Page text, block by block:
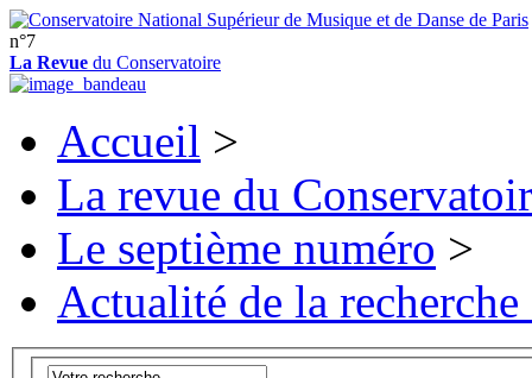
n°7
La Revue du Conservatoire
Accueil >
La revue du
Le septième numéro >
Actualité de la